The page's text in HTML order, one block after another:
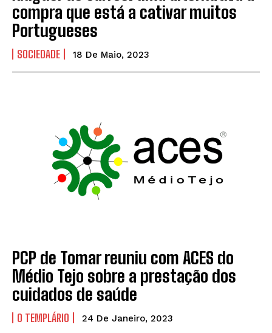
compra que está a cativar muitos
Portugueses
SOCIEDADE 18 De Maio, 2023
PCP de Tomar reuniu com ACES do
Médio Tejo sobre a prestação dos
cuidados de saúde
O TEMPLÁRIO 24 De Janeiro, 2023